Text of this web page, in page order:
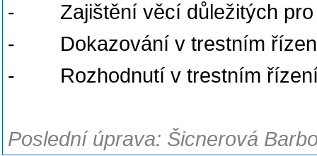
- Zajištění věcí důležitých pro
- Dokazování v trestním
- Rozhodnutí v trestním řízení
Poslední úprava: Šicnerová